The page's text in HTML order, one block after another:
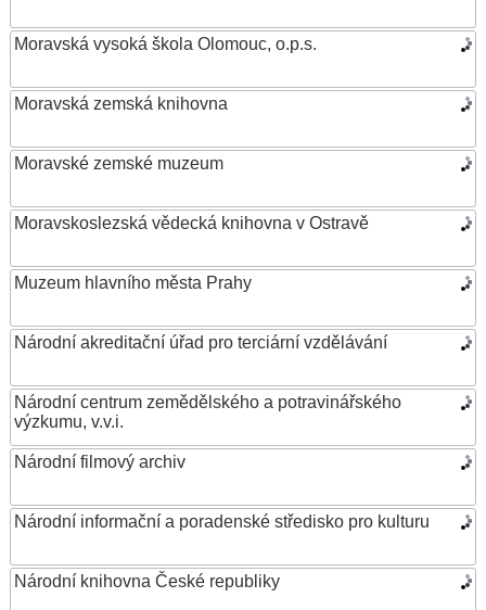
Moravská vysoká škola Olomouc, o.p.s.
Moravská zemská knihovna
Moravské zemské muzeum
Moravskoslezská vědecká knihovna v Ostravě
Muzeum hlavního města Prahy
Národní akreditační úřad pro terciární vzdělávání
Národní centrum zemědělského a potravinářského
výzkumu, v.v.i.
Národní filmový archiv
Národní informační a poradenské středisko pro kulturu
Národní knihovna České republiky